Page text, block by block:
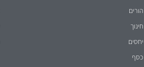
הורים
חינוך
יחסים
כסף